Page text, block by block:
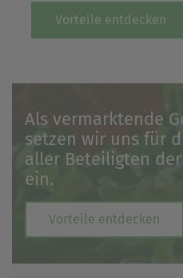
Vorteile entdecken
Als vermarktende
setzen wir uns für
aller Beteiligten
ein.
Vorteile entdecken